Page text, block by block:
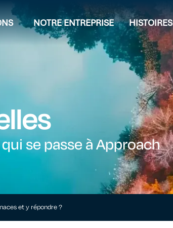
NOTRE ENTREPRISE HISTOIRES
se passe à Approach
et y répondre ?